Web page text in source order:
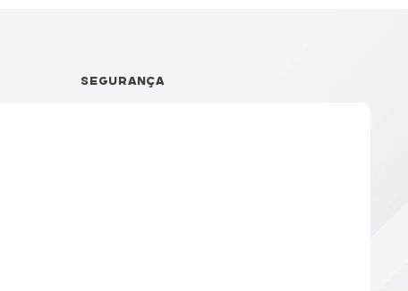
SEGURANÇA